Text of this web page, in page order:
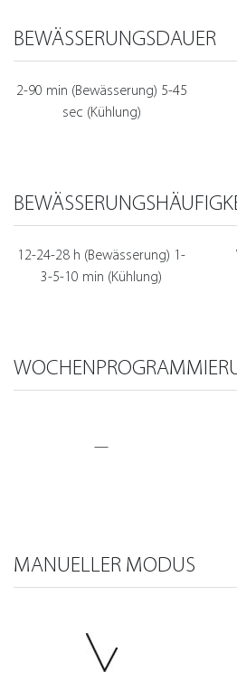
BEWÄSSERUNGSDAUER
2-90 min (Bewässerung) 5-45
sec (Kühlung)
12-24-28 h (Bewässerung) 1-
3-5-10 min (Kühlung)
—
MANUELLER MODUS